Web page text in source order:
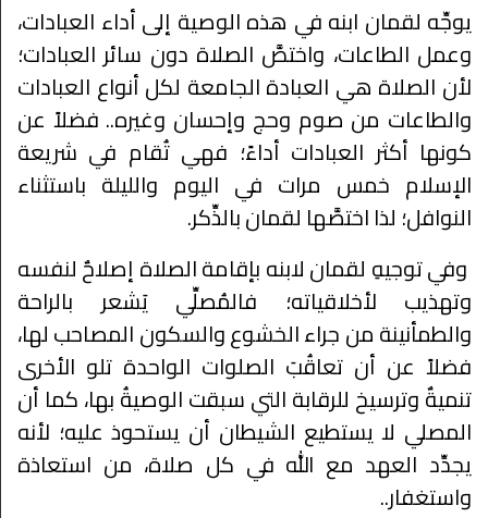
يوجِّه لقمان ابنه في هذه الوصية إلى أداء العبادات،
وعمل الطاعات، واختصَّ الصلاة دون سائر العبادات؛
لأن الصلاة هي العبادة الجامعة لكل أنواع العبادات
والطاعات من صوم وحج وإحسان وغيره.. فضلاً عن
كونها أكثر العبادات أداءً؛ فهي تُقام في شريعة
الإسلام خمس مرات في اليوم والليلة باستثناء
النوافل؛ لذا اختصَّها لقمان بالذِّكر.
وفي توجيهِ لقمان لابنه بإقامة الصلاة إصلاحٌ لنفسه
وتهذيب لأخلاقياته؛ فالمُصلِّي يَشعر بالراحة
والطمأنينة من جراء الخشوع والسكون المصاحب لها،
فضلاً عن أن تعاقُبَ الصلوات الواحدة تلو الأخرى
تنميةٌ وترسيخ للرقابة التي سبقت الوصيةُ بها، كما أن
المصلي لا يستطيع الشيطان أن يستحوذ عليه؛ لأنه
يجدِّد العهد مع الله في كل صلاة، من استعاذة
واستغفار..